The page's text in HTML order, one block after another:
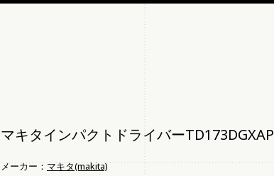
マキタインパクトドライバーTD173DGXAP
メーカー： マキタ(makita)